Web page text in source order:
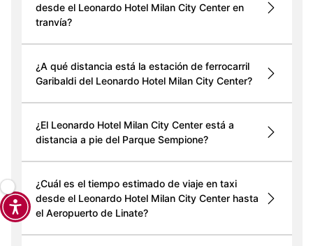
desde el Leonardo Hotel Milan City Center en
tranvía?
¿A qué distancia está la estación de ferrocarril
Garibaldi del Leonardo Hotel Milan City Center?
¿El Leonardo Hotel Milan City Center está a
distancia a pie del Parque Sempione?
¿Cuál es el tiempo estimado de viaje en taxi
desde el Leonardo Hotel Milan City Center hasta
el Aeropuerto de Linate?